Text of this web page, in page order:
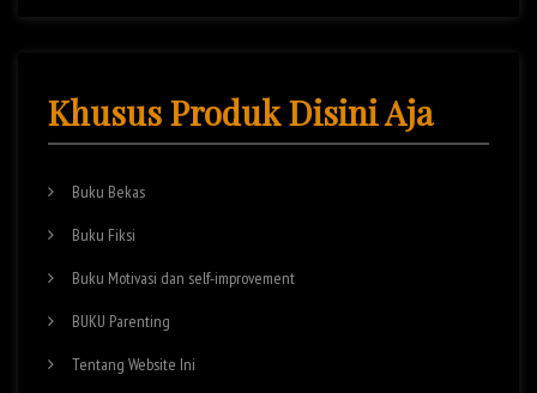
Khusus Produk Disini Aja
Buku Bekas
Buku Fiksi
Buku Motivasi dan self-improvement
BUKU Parenting
Tentang Website Ini